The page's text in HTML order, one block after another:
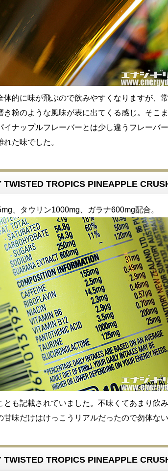
体的に味が飛ぶので飲みやすくなりますが、
き粉のような風味が表に出てくる感じ。そこ
イナップルフレーバーとは少し違うフレーバ
た味でした。
TWISTED TROPICS PINEAPPLE
、タウリン1000mg、ガラナ600mg配合。
とも記載されていました。不味くてあまり飲
甘味だけはけっこうリアルだったので勿体ない
TWISTED TROPICS PINEAPPLE